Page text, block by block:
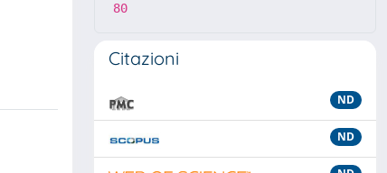
80
Citazioni
ND
ND